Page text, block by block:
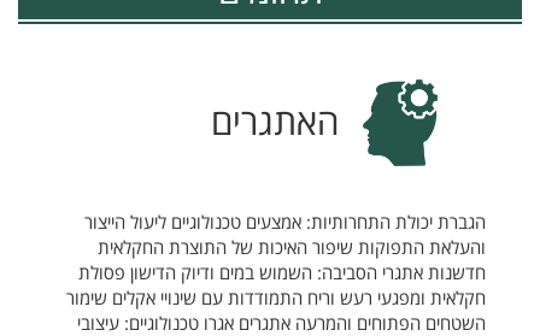
האתגרים
הגברת יכולת התחרותיות: אמצעים טכנולוגיים ליעול הייצור
והעלאת התפוקות שיפור האיכות של התוצרת החקלאית
חדשנות אתגרי הסביבה: השמוש במים ודיוק הדישון פסולת
חקלאית ומפגעי רעש וריח התמודדות עם שינויי אקלים שימור
השטחים הפתוחים והמרעה אתגרים אגרו טכנולוגיים: עיצובי